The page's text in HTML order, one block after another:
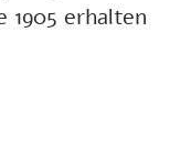
1905 erhalten